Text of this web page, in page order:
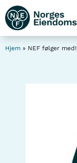
Hjem » NEF følger med!